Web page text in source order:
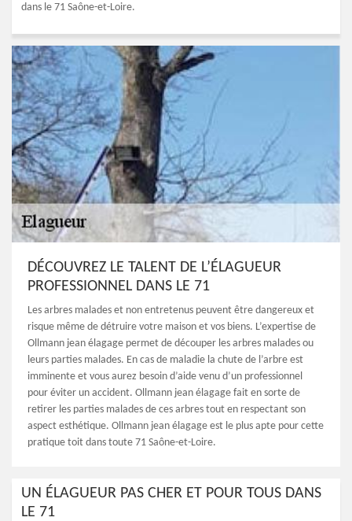
dans le 71 Saône-et-Loire.
DÉCOUVREZ LE TALENT DE L’ÉLAGUEUR
PROFESSIONNEL DANS LE 71
Les arbres malades et non entretenus peuvent être dangereux et
risque même de détruire votre maison et vos biens. L’expertise de
Ollmann jean élagage permet de découper les arbres malades ou
leurs parties malades. En cas de maladie la chute de l’arbre est
imminente et vous aurez besoin d’aide venu d’un professionnel
pour éviter un accident. Ollmann jean élagage fait en sorte de
retirer les parties malades de ces arbres tout en respectant son
aspect esthétique. Ollmann jean élagage est le plus apte pour cette
pratique toit dans toute 71 Saône-et-Loire.
UN ÉLAGUEUR PAS CHER ET POUR TOUS DANS
LE 71